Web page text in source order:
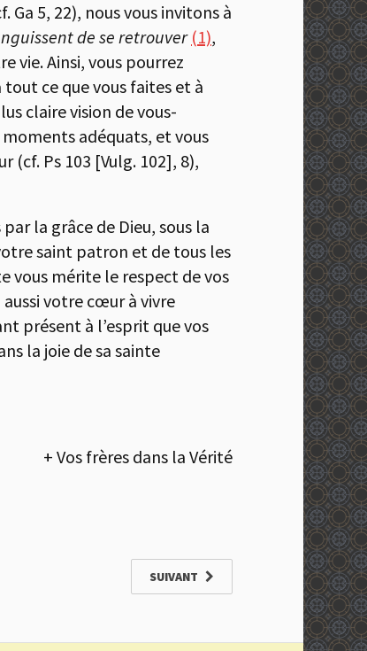
Ga 5, 22), nous vous invitons à
de se retrouver (1),
vie. Ainsi, vous pourrez
ce que vous faites et à
claire vision de vous-
adéquats, et vous
(cf. Ps 103 [Vulg. 102], 8),
la grâce de Dieu, sous la
saint patron et de tous les
vous mérite le respect de vos
aussi votre cœur à vivre
présent à l’esprit que vos
la joie de sa sainte
+ Vos frères dans la Vérité
SUIVANT